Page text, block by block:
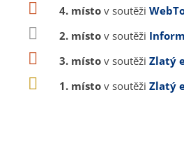
4. místo v soutěži
2. místo v soutěži
3. místo v soutěži Zlatý
1. místo v soutěži Zlatý